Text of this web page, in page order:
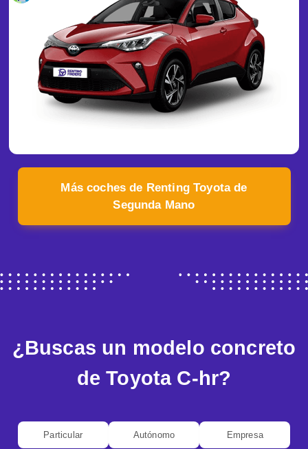
Más coches de Renting Toyota de
Segunda Mano
¿Buscas un modelo concreto
de Toyota C-hr?
Particular Autónomo Empresa